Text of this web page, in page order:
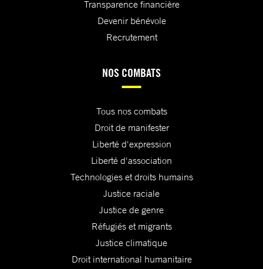
Transparence financière
Devenir bénévole
Recrutement
NOS COMBATS
Tous nos combats
Droit de manifester
Liberté d'expression
Liberté d'association
Technologies et droits humains
Justice raciale
Justice de genre
Réfugiés et migrants
Justice climatique
Droit international humanitaire